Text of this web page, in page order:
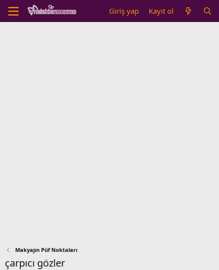
Giriş yap Kayıt ol
Makyajın Püf Noktaları
çarpıcı gözler